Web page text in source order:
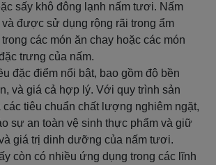
sấy khô đông lạnh nấm tươi. Nấm
được sử dụng rộng rãi trong ẩm
các món ăn chay hoặc các món
trưng của nấm.
đặc điểm nổi bật, bao gồm độ bền
và giá cả hợp lý. Với quy trình sản
các tiêu chuẩn chất lượng nghiêm ngặt,
sự an toàn vệ sinh thực phẩm và giữ
giá trị dinh dưỡng của nấm tươi.
còn có nhiều ứng dụng trong các lĩnh